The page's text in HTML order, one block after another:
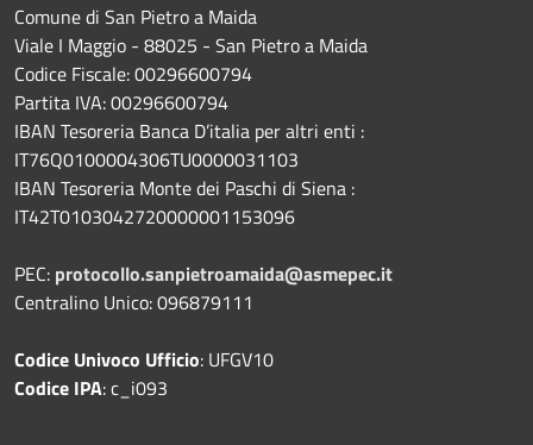
Comune di San Pietro a Maida
Viale I Maggio - 88025 - San Pietro a Maida
Codice Fiscale: 00296600794
Partita IVA: 00296600794
IBAN Tesoreria Banca D’italia per altri enti :
IT76Q0100004306TU0000031103
IBAN Tesoreria Monte dei Paschi di Siena :
IT42T0103042720000001153096
PEC: protocollo.sanpietroamaida@asmepec.it
Centralino Unico: 096879111
Codice Univoco Ufficio: UFGV10
Codice IPA: c_i093